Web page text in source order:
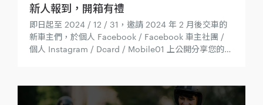
新人報到，開箱有禮
即日起至 2024 / 12 / 31，邀請 2024 年 2 月後交車的
新車主們，於個人 Facebook / Facebook 車主社團 /
個人 Instagram / Dcard / Mobile01 上公開分享您的購
#Letsgogoro，若您的服務人員有值得表揚的表現，也
歡迎與我們分享。